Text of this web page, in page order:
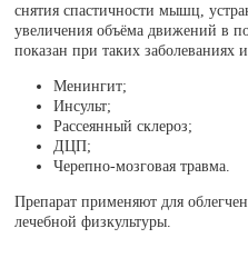
снятия спастичности мышц,
увеличения объёма движений в
показан при таких заболеваниях
Менингит;
Инсульт;
Рассеянный склероз;
ДЦП;
Черепно-мозговая травма.
Препарат применяют для
лечебной физкультуры.